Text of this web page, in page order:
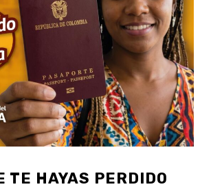
TE HAYAS PERDIDO